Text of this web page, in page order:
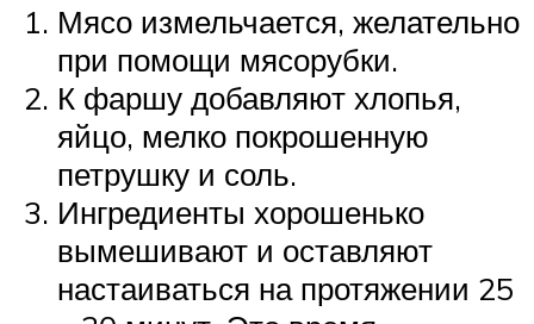
Мясо измельчается, желательно
при помощи мясорубки.
К фаршу добавляют хлопья,
яйцо, мелко покрошенную
петрушку и соль.
Ингредиенты хорошенько
вымешивают и оставляют
настаиваться на протяжении 25